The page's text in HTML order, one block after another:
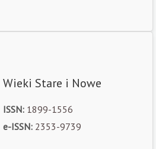
Wieki Stare i Nowe
ISSN: 1899-1556
e-ISSN: 2353-9739